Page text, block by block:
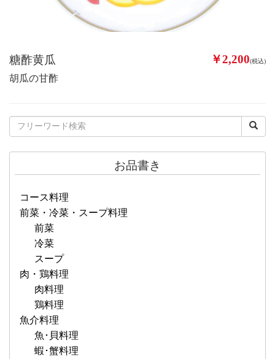
糖酢黄瓜 ￥2,200(税込)
胡瓜の甘酢
お品書き
コース料理
前菜・冷菜・スープ料理
前菜
冷菜
スープ
肉・鶏料理
肉料理
鶏料理
魚介料理
魚･貝料理
蝦･蟹料理